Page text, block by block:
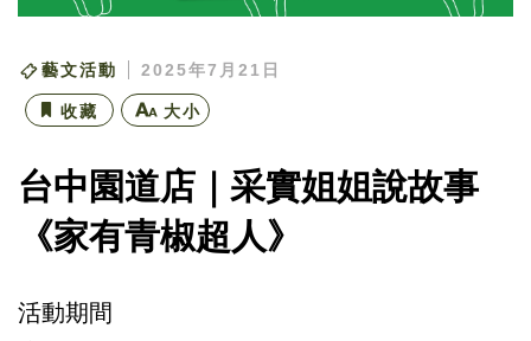
藝文活動 2025年7月21日
收藏 大小
台中園道店｜采實姐姐說故事
《家有青椒超人》
活動期間